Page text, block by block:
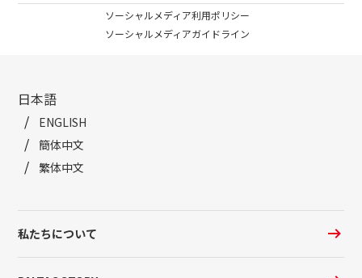
ソーシャルメディア利用ポリシー
ソーシャルメディアガイドライン
日本語
ENGLISH
簡体中文
繁体中文
私たちについて